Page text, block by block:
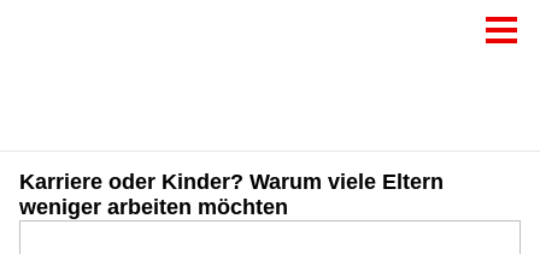
Karriere oder Kinder? Warum viele Eltern
weniger arbeiten möchten